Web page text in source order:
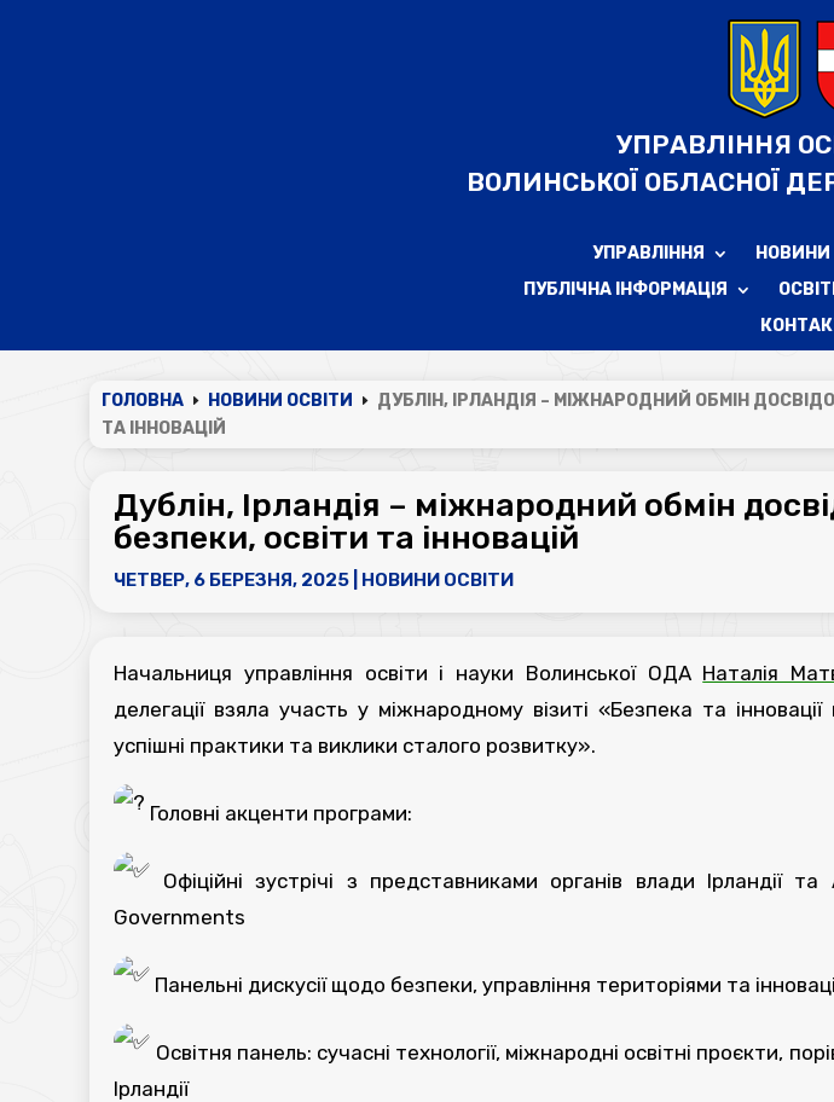
УПРАВЛІННЯ
ВОЛИНСЬКОЇ ОБЛАСНОЇ
УПРАВЛІННЯ НОВИНИ
ПУБЛІЧНА ІНФОРМАЦІЯ
ГОЛОВНА E НОВИНИ ОСВІТИ E ДУБЛІН, ІРЛАНДІЯ – МІЖНАРОДНИЙ ОБМІН
ТА ІННОВАЦІЙ
Дублін, Ірландія – міжнародний обмін
безпеки, освіти та інновацій
ЧЕТВЕР, 6 БЕРЕЗНЯ, 2025 НОВИНИ ОСВІТИ
Начальниця управління освіти і науки Волинської ОДА Наталія
делегації взяла участь у міжнародному візиті «Безпека та інновації
успішні практики та виклики сталого розвитку».
Головні акценти програми:
Офіційні зустрічі з представниками органів влади Ірландії
Governments
Панельні дискусії щодо безпеки, управління територіями та
Освітня панель: сучасні технології, міжнародні освітні проєкти,
Ірландії